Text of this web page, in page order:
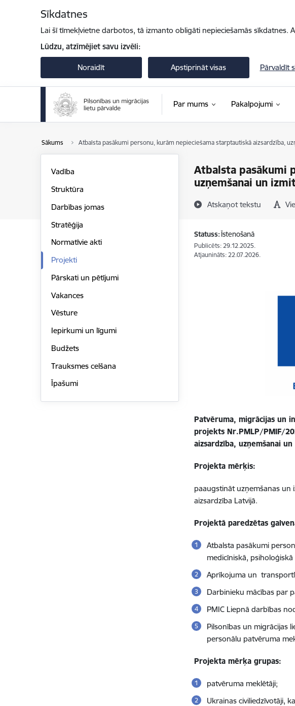
Sīkdatnes
Lai šī tīmekļvietne darbotos, tā izmanto obligāti nepieciešamās
Lūdzu, atzīmējiet savu izvēli:
Noraidīt Apstiprināt visas Pārvaldīt
Par mums Pakalpojumi
Sākums Atbalsta pasākumi personu, kurām nepieciešama starptautiskā aizsardzība,
Atbalsta pasākumi
uzņemšanai un
Atskaņot tekstu
Vadība
Struktūra
Darbības jomas
Stratēģija
Normatīvie akti
Projekti
Pārskati un pētījumi
Vakances
Vēsture
Iepirkumi un līgumi
Budžets
Trauksmes celšana
Īpašumi
Statuss:Īstenošanā
Publicēts: 29.12.2025.
Atjaunināts: 22.07.2026.
Patvēruma, migrācijas un
projekts Nr.PMLP/PMIF/
aizsardzība, uzņemšanai
Projekta mērķis:
paaugstināt uzņemšanas un
aizsardzība Latvijā.
Projektā paredzētas
Atbalsta pasākumi
medicīniskā, psiholoģiskā
Aprīkojuma un
Darbinieku mācības par
PMIC Liepnā darbības
Pilsonības un migrācijas
personālu patvēruma
Projekta mērķa grupas:
patvēruma meklētāji;
Ukrainas civiliedzīvotāji,